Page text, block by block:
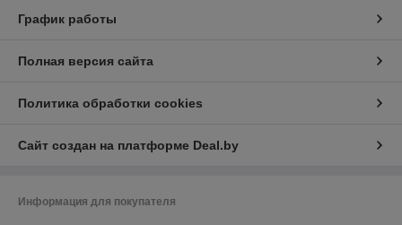
График работы
Полная версия сайта
Политика обработки cookies
Сайт создан на платформе Deal.by
Информация для покупателя